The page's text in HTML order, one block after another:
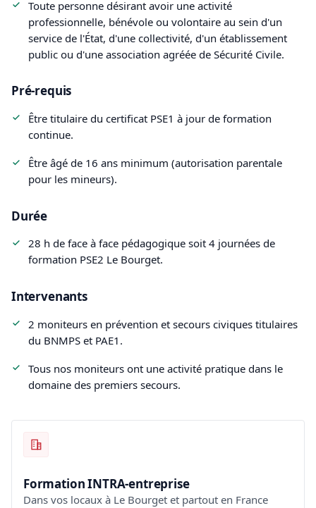
Toute personne désirant avoir une activité
professionnelle, bénévole ou volontaire au sein d'un
service de l'État, d'une collectivité, d'un établissement
public ou d'une association agréée de Sécurité Civile.
Pré-requis
Être titulaire du certificat PSE1 à jour de formation
continue.
Être âgé de 16 ans minimum (autorisation parentale
pour les mineurs).
Durée
28 h de face à face pédagogique soit 4 journées de
formation PSE2 Le Bourget.
Intervenants
2 moniteurs en prévention et secours civiques titulaires
du BNMPS et PAE1.
Tous nos moniteurs ont une activité pratique dans le
domaine des premiers secours.
Formation INTRA-entreprise
Dans vos locaux à Le Bourget et partout en France